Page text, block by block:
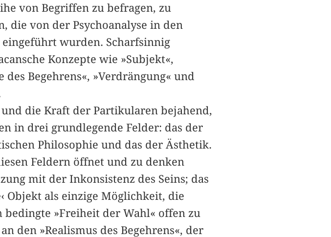
von Begriffen zu befragen, zu
die von der Psychoanalyse in den
wurden. Scharfsinnig
Konzepte wie »Subjekt«,
des Begehrens«, »Verdrängung« und
die Kraft der Partikularen bejahend,
in drei grundlegende Felder: das der
Philosophie und das der Ästhetik.
Feldern öffnet und zu denken
mit der Inkonsistenz des Seins; das
Objekt als einzige Möglichkeit, die
»Freiheit der Wahl« offen zu
den »Realismus des Begehrens«, der